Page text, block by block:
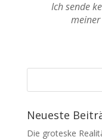
Ich sende
Neueste
Die groteske